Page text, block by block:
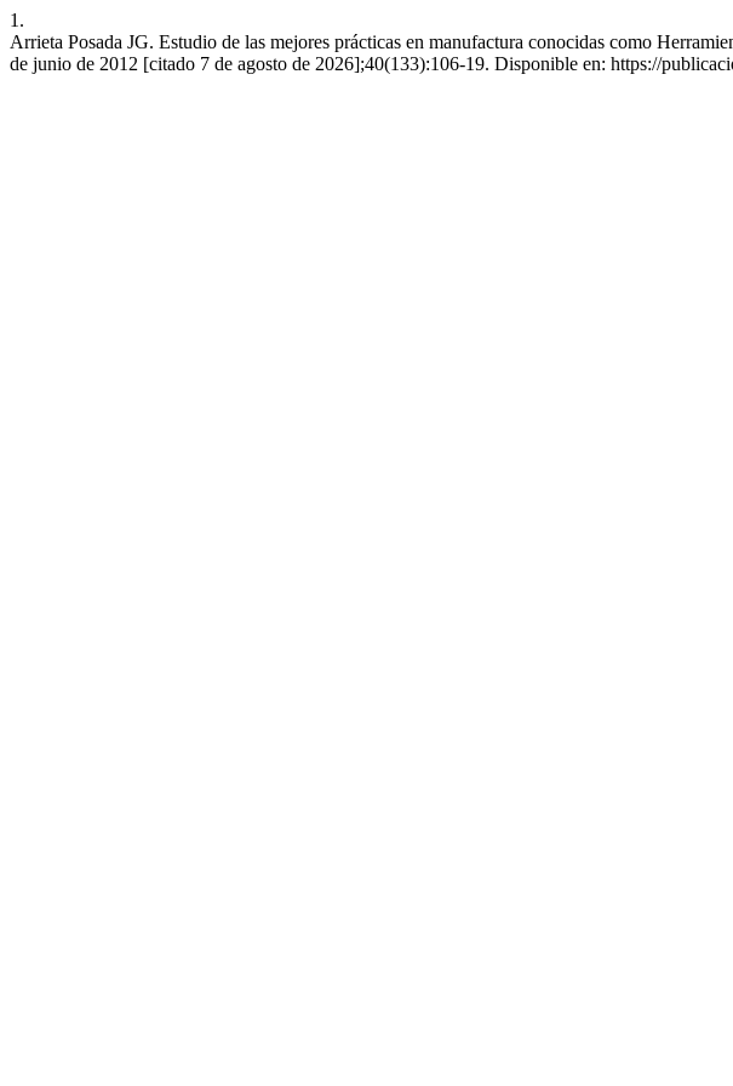
1.
Arrieta Posada JG. Estudio de las mejores prácticas en manufactura conocidas como
de junio de 2012 [citado 7 de agosto de 2026];40(133):106-19. Disponible en: https://